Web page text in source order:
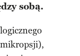
sobą.